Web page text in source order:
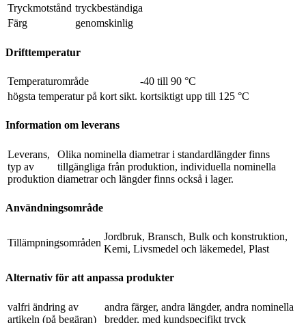
Tryckmotstånd tryckbeständiga
Färg
genomskinlig
Drifttemperatur
Temperaturområde
-40 till 90 °C
högsta temperatur på kort sikt. kortsiktigt upp till 125 °C
Information om leverans
Leverans,
typ av
produktion
Olika nominella diametrar i standardlängder finns
tillgängliga från produktion, individuella nominella
diametrar och längder finns också i lager.
Användningsområde
Tillämpningsområden
Jordbruk, Bransch, Bulk och konstruktion,
Kemi, Livsmedel och läkemedel, Plast
Alternativ för att anpassa produkter
valfri ändring av
artikeln (på begäran)
andra färger, andra längder, andra nominella
bredder, med kundspecifikt tryck